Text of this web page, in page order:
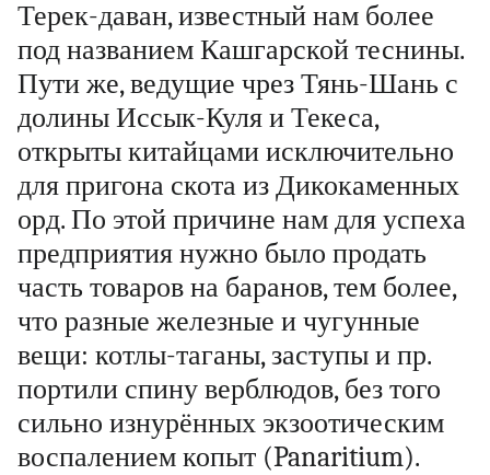
Терек-даван, известный нам более
под названием Кашгарской теснины.
Пути же, ведущие чрез Тянь-Шань с
долины Иссык-Куля и Текеса,
открыты китайцами исключительно
для пригона скота из Дикокаменных
орд. По этой причине нам для успеха
предприятия нужно было продать
часть товаров на баранов, тем более,
что разные железные и чугунные
вещи: котлы-таганы, заступы и пр.
портили спину верблюдов, без того
сильно изнурённых экзоотическим
воспалением копыт (Panaritium).